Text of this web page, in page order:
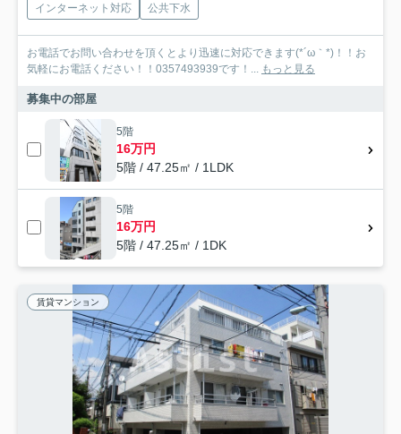
インターネット対応 公共下水
お電話でお問い合わせを頂くとより迅速に対応できます(*´ω｀*)！！お
気軽にお電話ください！！0357493939です！... もっと見る
募集中の部屋
5階
16万円
5階 / 47.25㎡ / 1LDK
5階
16万円
5階 / 47.25㎡ / 1DK
賃貸マンション